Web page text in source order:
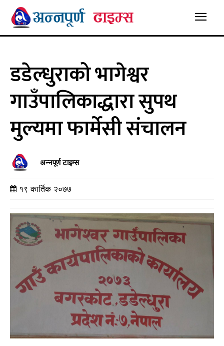
डडेल्धुराको भागेश्वर
गाउँपालिकाद्धारा सुपथ
मुल्यमा फार्मेसी संचालन
अन्नपूर्ण टाइम्स
१९ कार्तिक २०७७